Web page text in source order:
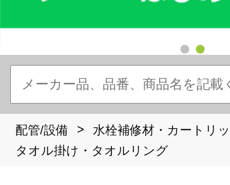
配管/設備 >
水栓補修材・カートリ
タオル掛け・タオルリング